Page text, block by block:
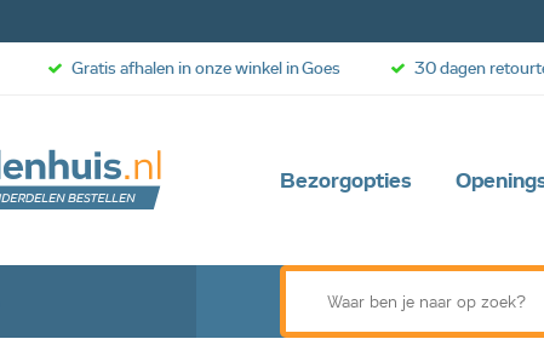
Bezorgopties
Gratis afhalen in onze winkel in Goes 30 dagen